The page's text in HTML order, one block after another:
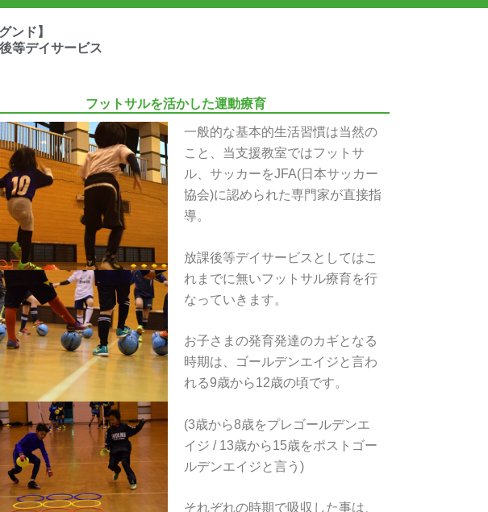
ンド】
等デイサービス
フットサルを活かした運動療育
一般的な基本的生活習慣は当然の
こと、当支援教室ではフットサ
ル、サッカーをJFA(日本サッカー
協会)に認められた専門家が直接指
導。
放課後等デイサービスとしてはこ
れまでに無いフットサル療育を行
なっていきます。
お子さまの発育発達のカギとなる
時期は、ゴールデンエイジと言わ
れる9歳から12歳の頃です。
(3歳から8歳をプレゴールデンエ
イジ / 13歳から15歳をポストゴー
ルデンエイジと言う)
それぞれの時期で吸収した事は、